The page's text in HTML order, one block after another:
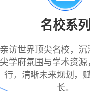
名校系列
亲访世界顶尖名校，沉
尖学府氛围与学术资源
行，清晰未来规划，
长。